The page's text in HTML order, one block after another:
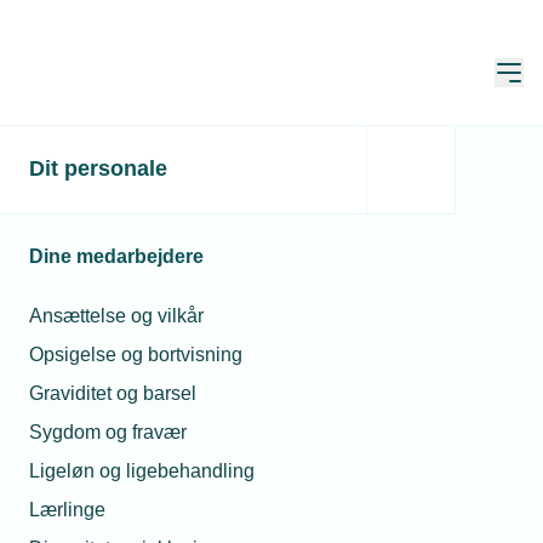
Dit personale
Dine medarbejdere
Ansættelse og vilkår
Opsigelse og bortvisning
Graviditet og barsel
Sygdom og fravær
Ligeløn og ligebehandling
Lærlinge
Personaleledelse